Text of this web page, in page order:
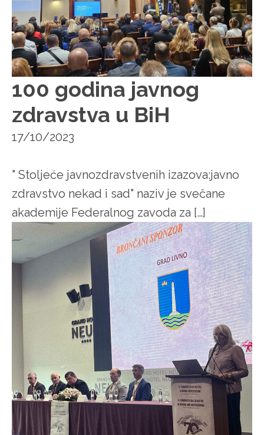
100 godina javnog
zdravstva u BiH
17/10/2023
" Stoljeće javnozdravstvenih izazova:javno
zdravstvo nekad i sad" naziv je svečane
akademije Federalnog zavoda za […]